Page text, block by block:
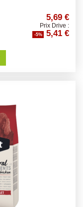
5,69 €
Prix Drive :
-5% 5,41 €